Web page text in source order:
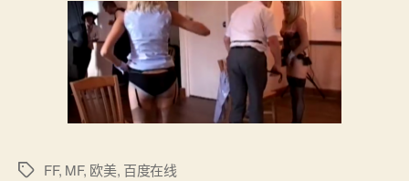
器
1
小
时
30
分
标
FF, MF, 欧美, 百度在线